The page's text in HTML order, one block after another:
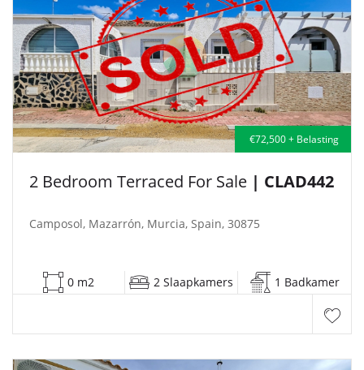
€72,500 + Belasting
2 Bedroom Terraced For Sale | CLAD442
Camposol, Mazarrón, Murcia, Spain, 30875
0 m2 2 Slaapkamers 1 Badkamer